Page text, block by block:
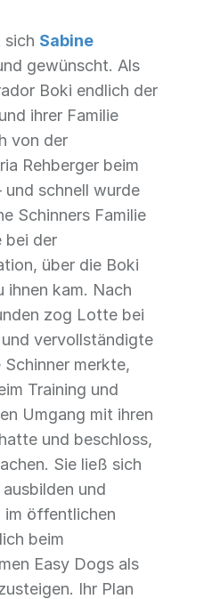
sich Sabine
gewünscht. Als
Boki endlich der
ihrer Familie
von der
Rehberger beim
und schnell wurde
Schinners Familie
bei der
über die Boki
ihnen kam. Nach
zog Lotte bei
vervollständigte
Schinner merkte,
Training und
Umgang mit ihren
und beschloss,
Sie ließ sich
und
im öffentlichen
beim
Easy Dogs als
Ihr Plan